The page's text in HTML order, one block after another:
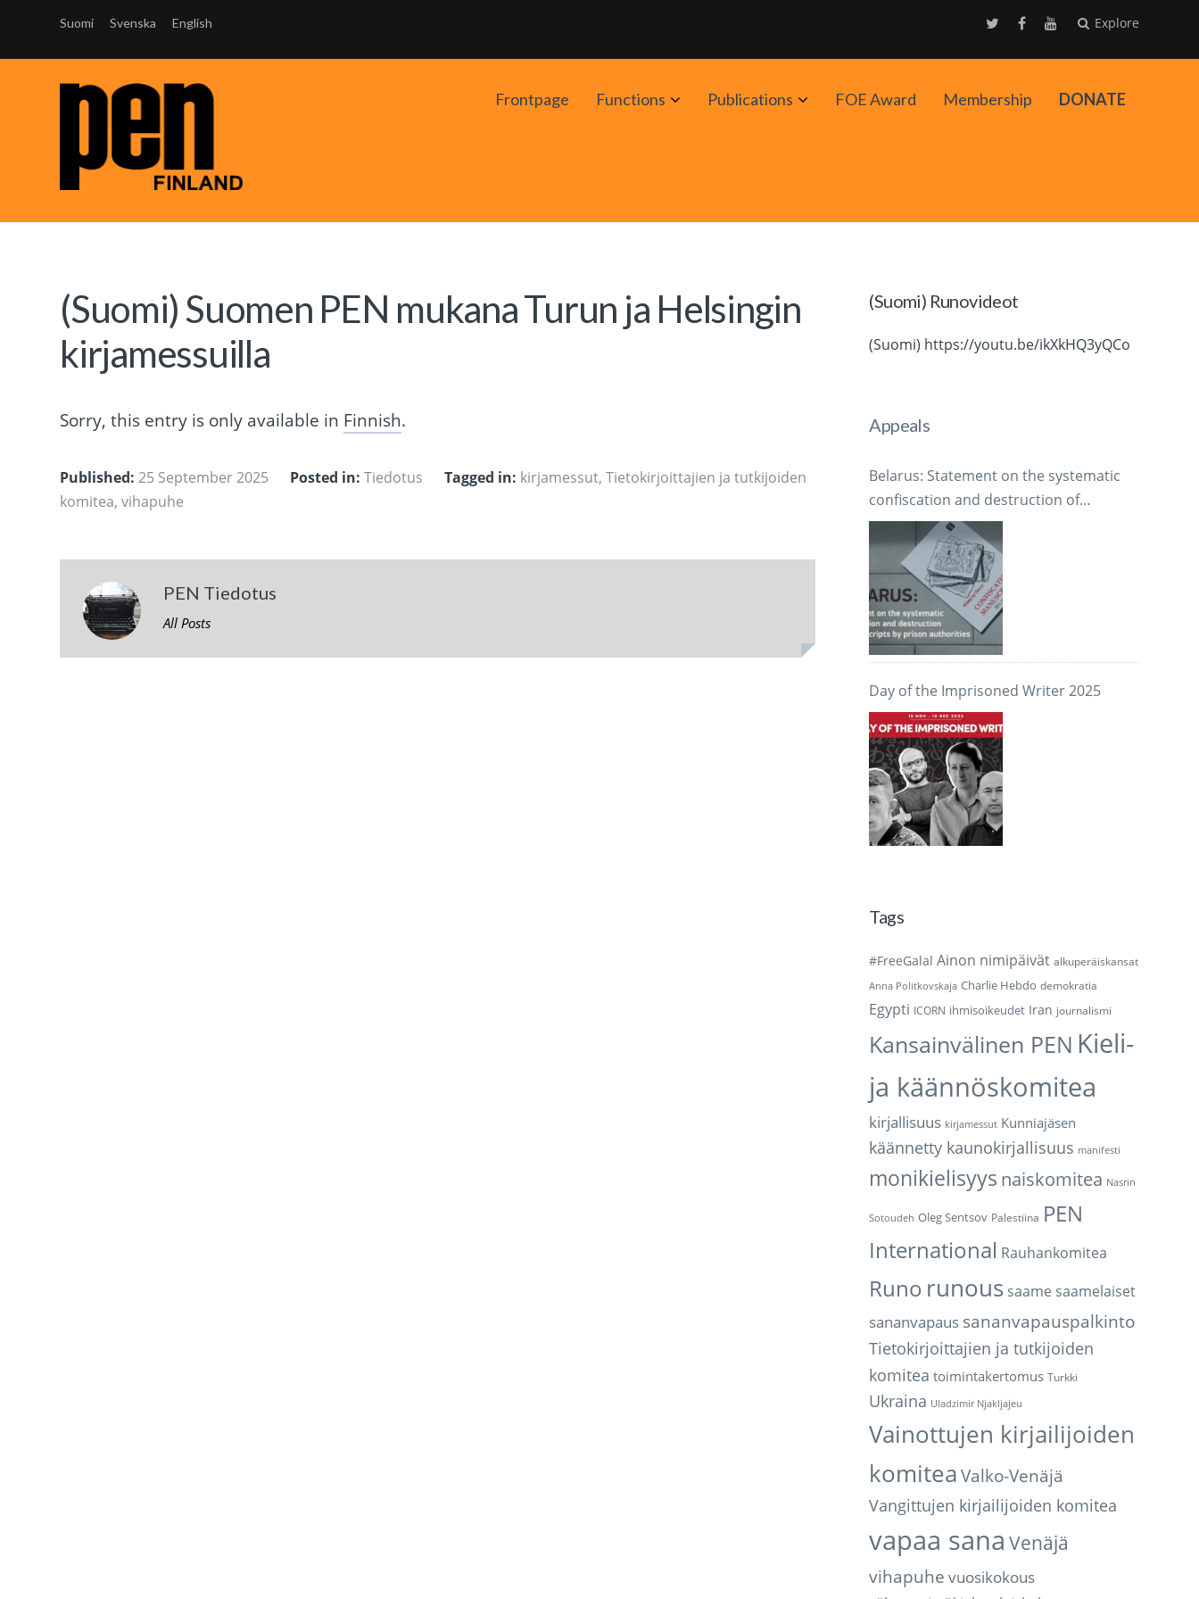
Suomi Svenska English Explore
Frontpage Functions AvaaPublications AvaaFOE Award Membership DONATE
(Suomi) Suomen PEN mukana Turun ja Helsingin
kirjamessuilla
Sorry, this entry is only available in Finnish.
Published: 25 September 2025 Posted in: Tiedotus Tagged in: kirjamessut,Tietokirjoittajien ja tutkijoiden
komitea,vihapuhe
PEN Tiedotus
All Posts
(Suomi) Runovideot
(Suomi) https://youtu.be/ikXkHQ3yQCo
Appeals
Belarus: Statement on the systematic
confiscation and destruction of
manuscripts by prison authorities
Day of the Imprisoned Writer 2025
Tags
#FreeGalal Ainon nimipäivät alkuperäiskansat
Anna Politkovskaja Charlie Hebdo demokratia
Egypti ICORN ihmisoikeudet Iran journalismi
Kansainvälinen PEN Kieli-
ja käännöskomitea
kirjallisuus kirjamessut Kunniajäsen
käännetty kaunokirjallisuus manifesti
monikielisyys naiskomitea Nasrin
Sotoudeh Oleg Sentsov Palestiina PEN
International Rauhankomitea
Runo runous saame saamelaiset
sananvapaus sananvapauspalkinto
Tietokirjoittajien ja tutkijoiden
komitea toimintakertomus Turkki
Ukraina Uladzimir Njakljajeu
Vainottujen kirjailijoiden
komitea Valko-Venäjä
Vangittujen kirjailijoiden komitea
vapaa sana Venäjä
vihapuhe vuosikokous